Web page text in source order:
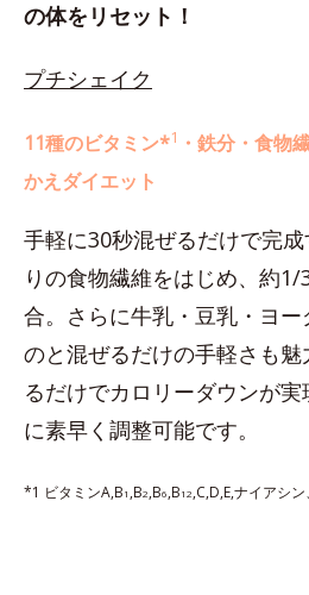
の体をリセット！
プチシェイク
11種のビタミン*1 ・鉄分・食物
かえダイエット
手軽に30秒混ぜるだけで完
りの食物繊維をはじめ、約
合。さらに牛乳・豆乳・ヨ
のと混ぜるだけの手軽さも魅
るだけでカロリーダウンが
に素早く調整可能です。
*1 ビタミンA,B1 ,B2,B6,B12,C,D,E,ナイアシ